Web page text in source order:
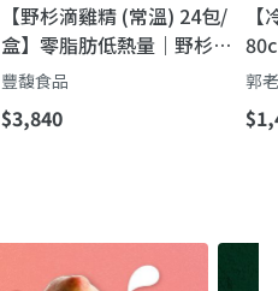
【野杉滴雞精 (常溫) 24包/
盒】零脂肪低熱量｜野杉滴
雞精・滴滴濃醇的日常養身
補給
豐馥食品
$3,840
｜
精
己
郭